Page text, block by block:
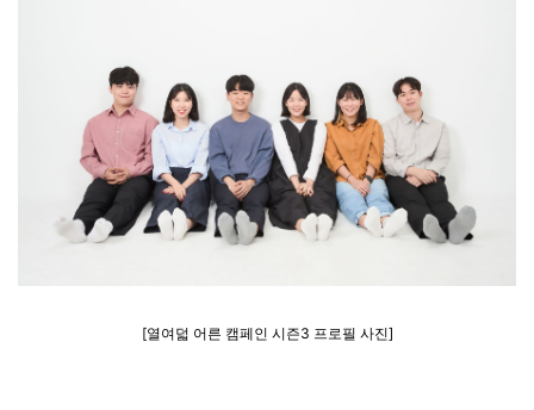
[열여덟 어른 캠페인 시즌3 프로필 사진]